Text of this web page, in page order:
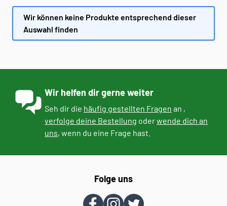
Wir können keine Produkte entsprechend dieser
Auswahl finden
Wir helfen dir gerne weiter
Seh dir die häufig gestellten Fragen an ,
verfolge deine Bestellung oderwende dich an
uns, wenn du eine Frage hast.
Folge uns